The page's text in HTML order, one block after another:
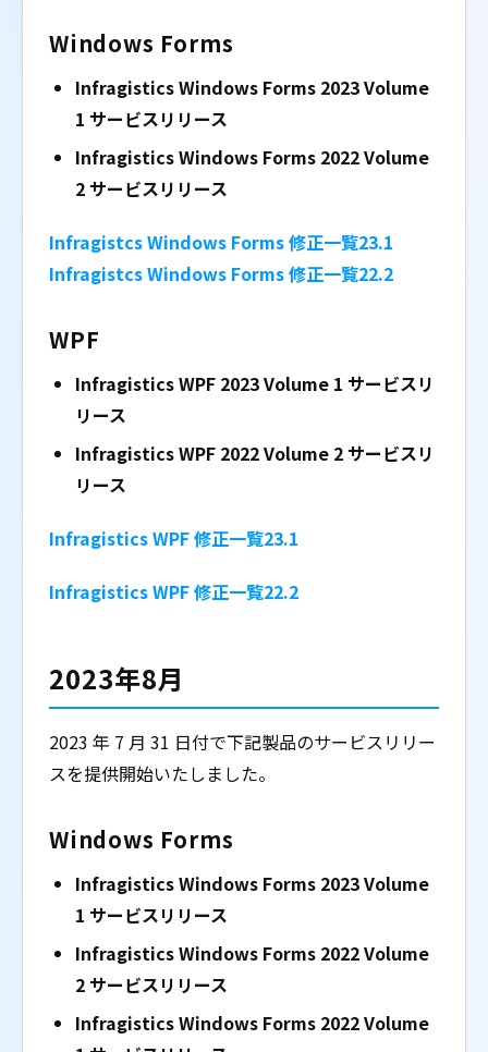
Windows Forms
Infragistics Windows Forms 2023 Volume
1 サービスリリース
Infragistics Windows Forms 2022 Volume
2 サービスリリース
Infragistcs Windows Forms 修正一覧23.1
Infragistcs Windows Forms 修正一覧22.2
WPF
Infragistics WPF 2023 Volume 1 サービスリ
リース
Infragistics WPF 2022 Volume 2 サービスリ
リース
Infragistics WPF 修正一覧23.1
Infragistics WPF 修正一覧22.2
2023年8月
2023 年 7 月 31 日付で下記製品のサービスリリー
スを提供開始いたしました。
Windows Forms
Infragistics Windows Forms 2023 Volume
1 サービスリリース
Infragistics Windows Forms 2022 Volume
2 サービスリリース
Infragistics Windows Forms 2022 Volume